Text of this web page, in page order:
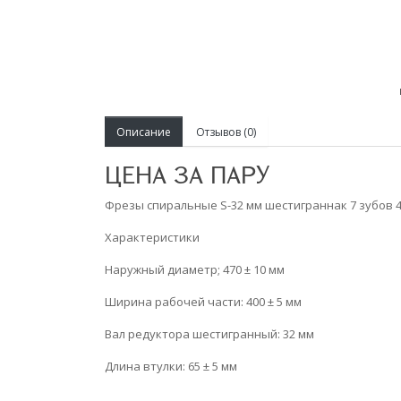
Описание Отзывов (0)
ЦЕНА ЗА ПАРУ
Фрезы спиральные S-32 мм шестиграннак 7 зубов
Характеристики
Наружный диаметр; 470 ± 10 мм
Ширина рабочей части: 400 ± 5 мм
Вал редуктора шестигранный: 32 мм
Длина втулки: 65 ± 5 мм